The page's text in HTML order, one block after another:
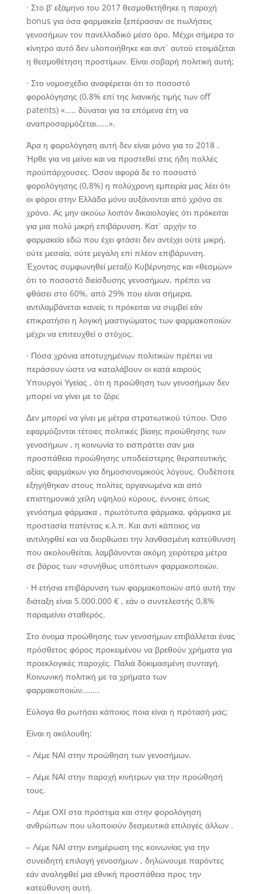
· Στο β’ εξάμηνο του 2017 θεσμοθετήθηκε η παροχή
bonus για όσα φαρμακεία ξεπέρασαν σε πωλήσεις
γενοσήμων τον πανελλαδικό μέσο όρο. Μέχρι σήμερα το
κίνητρο αυτό δεν υλοποιήθηκε και αντ΄ αυτού ετοιμάζεται
η θεσμοθέτηση προστίμων. Είναι σοβαρή πολιτική αυτή;
· Στο νομοσχέδιο αναφέρεται ότι το ποσοστό
φορολόγησης (0,8% επί της λιανικής τιμής των off
patents) «….. δύναται για τα επόμενα έτη να
αναπροσαρμόζεται……».
Άρα η φορολόγηση αυτή δεν είναι μόνο για το 2018 .
Ήρθε για να μείνει και να προστεθεί στις ήδη πολλές
προϋπάρχουσες. Όσον αφορά δε το ποσοστό
φορολόγησης (0,8%) η πολύχρονη εμπειρία μας λέει ότι
οι φόροι στην Ελλάδα μόνο αυξάνονται από χρόνο σε
χρόνο. Ας μην ακούω λοιπόν δικαιολογίες ότι πρόκειται
για μια πολύ μικρή επιβάρυνση. Κατ΄ αρχήν το
φαρμακείο εδώ που έχει φτάσει δεν αντέχει ούτε μικρή,
ούτε μεσαία, ούτε μεγάλη επί πλέον επιβάρυνση.
Έχοντας συμφωνηθεί μεταξύ Κυβέρνησης και «θεσμών»
ότι το ποσοστό διείσδυσης γενοσήμων, πρέπει να
φθάσει στο 60%, από 29% που είναι σήμερα,
αντιλαμβάνεται κανείς τι πρόκειται να συμβεί εάν
επικρατήσει η λογική μαστιγώματος των φαρμακοποιών
μέχρι να επιτευχθεί ο στόχος.
· Πόσα χρόνια αποτυχημένων πολιτικών πρέπει να
περάσουν ώστε να καταλάβουν οι κατά καιρούς
Υπουργοί Υγείας , ότι η προώθηση των γενοσήμων δεν
μπορεί να γίνει με το ζόρι;
Δεν μπορεί να γίνει με μέτρα στρατιωτικού τύπου. Όσο
εφαρμόζονται τέτοιες πολιτικές βίαιης προώθησης των
γενοσήμων , η κοινωνία το εισπράττει σαν μια
προσπάθεια προώθησης υποδεέστερης θεραπευτικής
αξίας φαρμάκων για δημοσιονομικούς λόγους. Ουδέποτε
εξηγήθηκαν στους πολίτες οργανωμένα και από
επιστημονικά χείλη υψηλού κύρους, έννοιες όπως
γενόσημα φάρμακα , πρωτότυπα φάρμακα, φάρμακα με
προστασία πατέντας κ.λ.π. Και αντί κάποιος να
αντιληφθεί και να διορθώσει την λανθασμένη κατεύθυνση
που ακολουθείται, λαμβάνονται ακόμη χειρότερα μέτρα
σε βάρος των «συνήθως υπόπτων» φαρμακοποιών.
· Η ετήσια επιβάρυνση των φαρμακοποιών από αυτή την
διάταξη είναι 5.000.000 € , εάν ο συντελεστής 0,8%
παραμείνει σταθερός.
Στο όνομα προώθησης των γενοσήμων επιβάλλεται ένας
πρόσθετος φόρος προκειμένου να βρεθούν χρήματα για
προεκλογικές παροχές. Παλιά δοκιμασμένη συνταγή.
Κοινωνική πολιτική με τα χρήματα των
φαρμακοποιών……..
Εύλογα θα ρωτήσει κάποιος ποια είναι η πρότασή μας;
Είναι η ακόλουθη:
– Λέμε ΝΑΙ στην προώθηση των γενοσήμων.
– Λέμε ΝΑΙ στην παροχή κινήτρων για την προώθησή
τους.
– Λέμε ΟΧΙ στα πρόστιμα και στην φορολόγηση
ανθρώπων που υλοποιούν δεσμευτικά επιλογές άλλων .
– Λέμε ΝΑΙ στην ενημέρωση της κοινωνίας για την
συνειδητή επιλογή γενοσήμων , δηλώνουμε παρόντες
εάν αναληφθεί μια εθνική προσπάθεια προς την
κατεύθυνση αυτή.